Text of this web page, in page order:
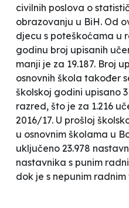
civilnih poslova o
obrazovanju u BiH. Od
djecu s poteškoćama u
godinu broj upisanih
manji je za 19.187. Broj
osnovnih škola također
školskoj godini upisano
razred, što je za 1.216
2016/17. U prošloj
u osnovnim školama u
uključeno 23.978
nastavnika s punim
dok je s nepunim radnim